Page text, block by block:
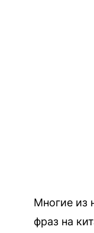
Многие из
фраз на